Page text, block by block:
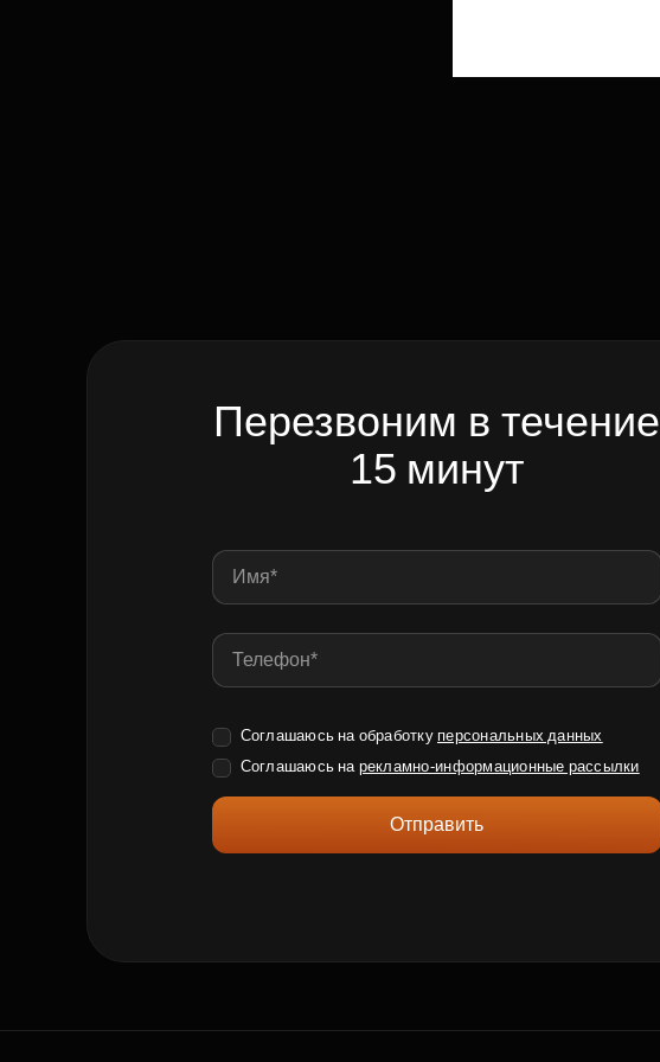
Перезвоним в течение
15 минут
Соглашаюсь на обработку персональных данных
Соглашаюсь на рекламно-информационные рассылки
Отправить